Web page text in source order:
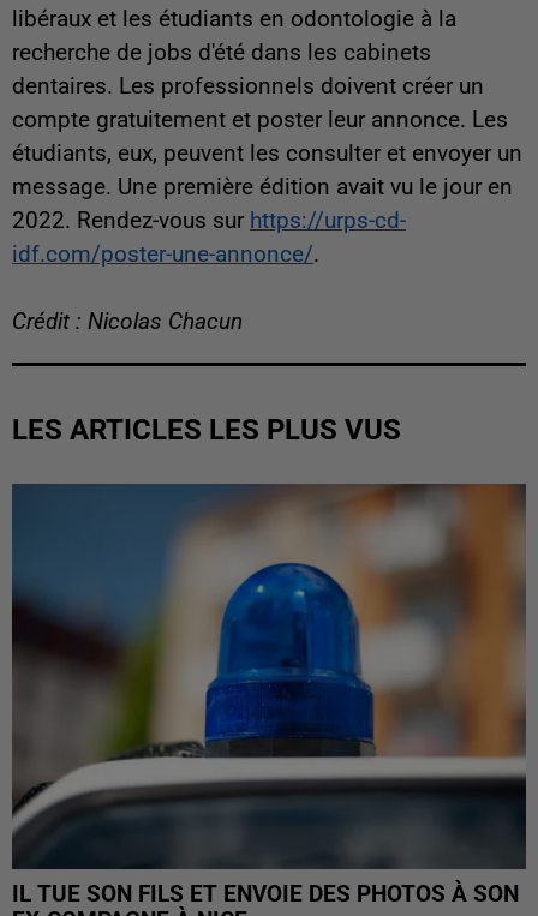
libéraux et les étudiants en odontologie à la
recherche de jobs d'été dans les cabinets
dentaires. Les professionnels doivent créer un
compte gratuitement et poster leur annonce. Les
étudiants, eux, peuvent les consulter et envoyer un
message. Une première édition avait vu le jour en
2022. Rendez-vous sur https://urps-cd-
idf.com/poster-une-annonce/.
Crédit : Nicolas Chacun
LES ARTICLES LES PLUS VUS
IL TUE SON FILS ET ENVOIE DES PHOTOS À SON